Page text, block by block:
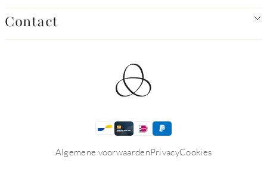
Contact
Algemene voorwaardenPrivacyCookies